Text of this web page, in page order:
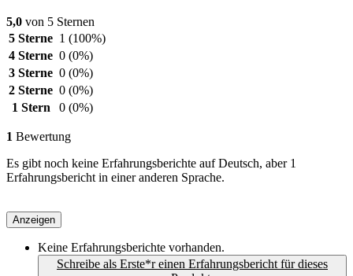
5,0 von 5 Sternen
5 Sterne 1 (100%)
4 Sterne 0 (0%)
3 Sterne 0 (0%)
2 Sterne 0 (0%)
1 Stern
0 (0%)
1 Bewertung
Es gibt noch keine Erfahrungsberichte auf Deutsch, aber 1
Erfahrungsbericht in einer anderen Sprache.
Anzeigen
Keine Erfahrungsberichte vorhanden.
Schreibe als Erste*r einen Erfahrungsbericht für dieses